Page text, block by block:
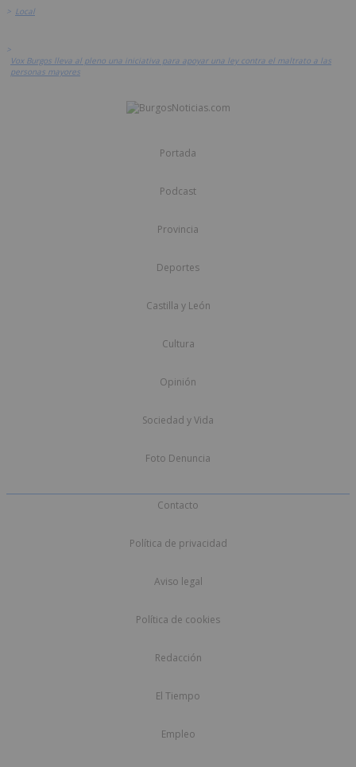
> Local
>
Vox Burgos lleva al pleno una iniciativa para apoyar una ley contra el maltrato a las
personas mayores
Portada
Podcast
Provincia
Deportes
Castilla y León
Cultura
Opinión
Sociedad y Vida
Foto Denuncia
Contacto
Política de privacidad
Aviso legal
Política de cookies
Redacción
El Tiempo
Empleo